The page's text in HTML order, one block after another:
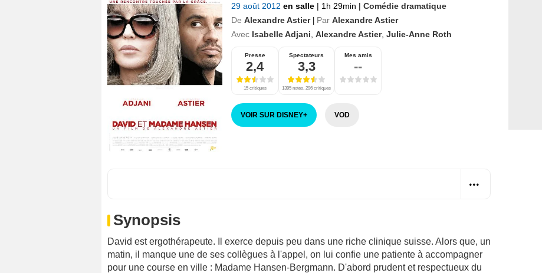
29 août 2012 en salle | 1h 29min | Comédie dramatique
De Alexandre Astier | Par Alexandre Astier
Avec Isabelle Adjani Alexandre Astier, Julie-Anne Roth
Presse
2,4
15 critiques
Spectateurs
3,3
1395 notes, 296 critiques
Mes amis
--
VOIR SUR DISNEY+ VOD
Synopsis
David est ergothérapeute. Il exerce depuis peu dans une riche clinique suisse. Alors que, un
matin, il manque une de ses collègues à l'appel, on lui confie une patiente à accompagner
pour une course en ville : Madame Hansen-Bergmann. D'abord prudent et respectueux du